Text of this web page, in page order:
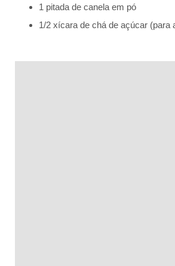
1 pitada de canela em pó
1/2 xícara de chá de açúcar (para